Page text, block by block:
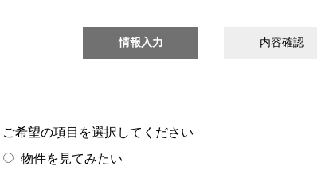
情報入力 内容確認
ご希望の項目を選択してください
物件を見てみたい